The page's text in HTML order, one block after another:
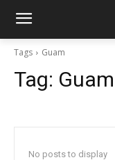
Tags Guam
Tag: Guam
No posts to display